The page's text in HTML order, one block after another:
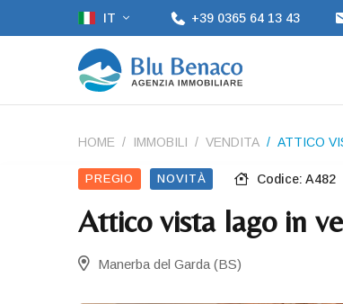
IT +39 0365 64 13 43
HOME IMMOBILI VENDITA ATTICO
PREGIO NOVITÀ Codice: A482
Attico vista lago in
Manerba del Garda (BS)